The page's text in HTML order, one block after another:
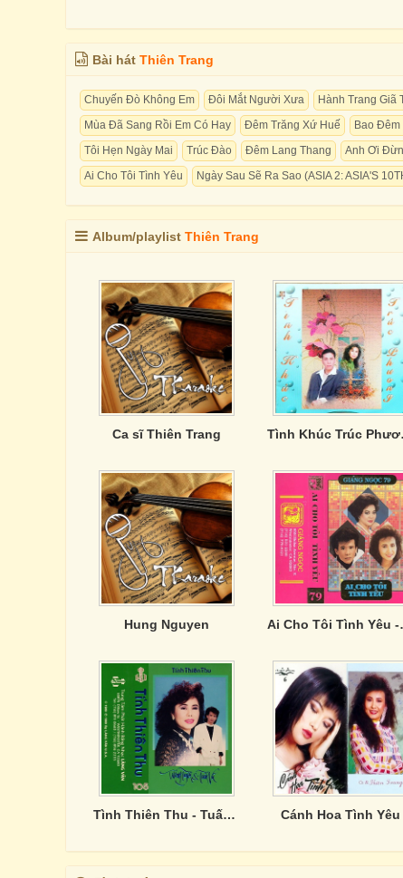
Bài hát Thiên Trang
Chuyến Đò Không Em Đôi Mắt Người Xưa Hành Trang Giã
Mùa Đã Sang Rồi Em Có Hay
Đêm Trăng Xứ Huế Bao Đêm
Tôi Hẹn Ngày Mai
Trúc Đào Đêm Lang Thang Anh Ơi
Ai Cho Tôi Tình Yêu
Ngày Sau Sẽ Ra Sao (ASIA 2: ASIA'S
Album/playlist Thiên Trang
Ca sĩ Thiên Trang
Hung Nguyen Ai
Tình Thiên Thu - Tuấn Vũ, Thanh Tuyền Cánh Hoa Tình Yêu